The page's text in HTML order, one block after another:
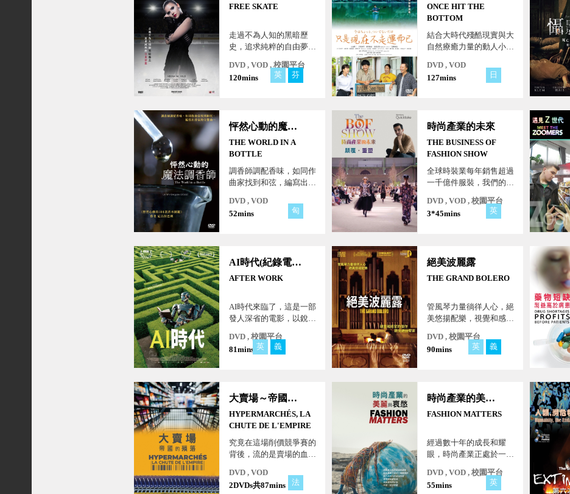
FREE SKATE
走過不為人知的黑暗歷
史，追求純粹的自由夢
DVD , VOD , 校園平台
120mins
英 芬
ONCE HIT THE
BOTTOM
結合大時代殘酷現實與大
自然療癒力量的動人小
編，泡沫經濟瓦解後的魯
蛇重生之路
DVD , VOD
127mins
日
怦然心動的魔法調香師
THE WORLD IN A
BOTTLE
調香師調配香味，如同作
曲家找到和弦，編寫出香
DVD , VOD
52mins
匈
時尚產業的未來
THE BUSINESS OF
FASHION SHOW
全球時裝業每年銷售超過
一千億件服裝，我們的地
領觀眾瞭解疫情後的時尚
產業如何重新調整以平衡
DVD , VOD , 校園平台
3*45mins
英
AI時代(紀錄電影)
AFTER WORK
AI時代來臨了，這是一部
發人深省的電影，以銳利
21 世紀的工作現象。當
今世界哪個國家人民不需
DVD , 校園平台
81mins 英 義
絕美波麗露
THE GRAND BOLERO
管風琴力量徜徉人心，絕
美悠揚配樂，視覺和感官
DVD , 校園平台
90mins
英 義
大賣場～帝國的殞落
HYPERMARCHÉS, LA
CHUTE DE L'EMPIRE
究竟在這場削價競爭賽的
背後，流的是賣場的血，
消費者的食品安全，還是
賣場的利潤？
DVD , VOD
2DVDs共87mins
法
時尚產業的美麗與哀愁
FASHION MATTERS
經過數十年的成長和耀
眼，時尚產業正處於一個
治問題、環境與永續發
展、文化挪用與佔有、平
DVD , VOD , 校園平台
55mins
英